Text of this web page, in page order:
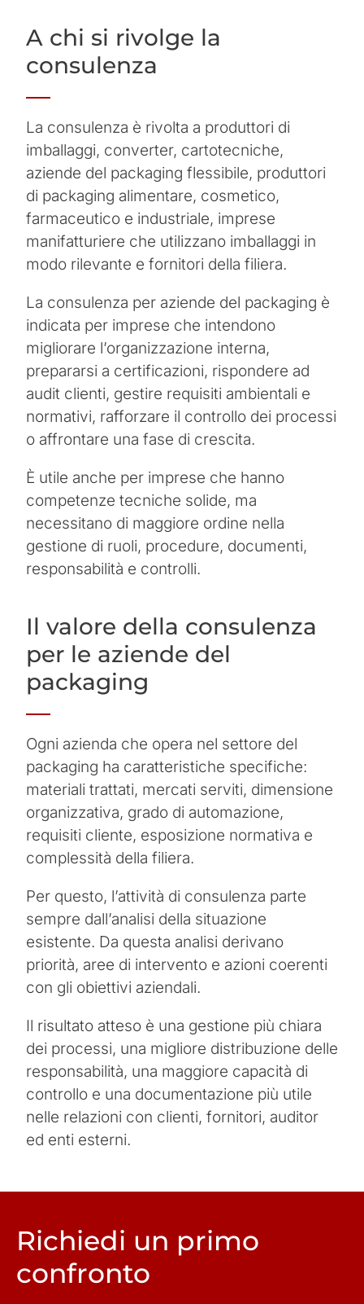
A chi si rivolge la
consulenza
La consulenza è rivolta a produttori di
imballaggi, converter, cartotecniche,
aziende del packaging flessibile, produttori
di packaging alimentare, cosmetico,
farmaceutico e industriale, imprese
manifatturiere che utilizzano imballaggi in
modo rilevante e fornitori della filiera.
La consulenza per aziende del packaging è
indicata per imprese che intendono
migliorare l’organizzazione interna,
prepararsi a certificazioni, rispondere ad
audit clienti, gestire requisiti ambientali e
normativi, rafforzare il controllo dei processi
o affrontare una fase di crescita.
È utile anche per imprese che hanno
competenze tecniche solide, ma
necessitano di maggiore ordine nella
gestione di ruoli, procedure, documenti,
responsabilità e controlli.
Il valore della consulenza
per le aziende del
packaging
Ogni azienda che opera nel settore del
packaging ha caratteristiche specifiche:
materiali trattati, mercati serviti, dimensione
organizzativa, grado di automazione,
requisiti cliente, esposizione normativa e
complessità della filiera.
Per questo, l’attività di consulenza parte
sempre dall’analisi della situazione
esistente. Da questa analisi derivano
priorità, aree di intervento e azioni coerenti
con gli obiettivi aziendali.
Il risultato atteso è una gestione più chiara
dei processi, una migliore distribuzione delle
responsabilità, una maggiore capacità di
controllo e una documentazione più utile
nelle relazioni con clienti, fornitori, auditor
ed enti esterni.
Richiedi un primo
confronto